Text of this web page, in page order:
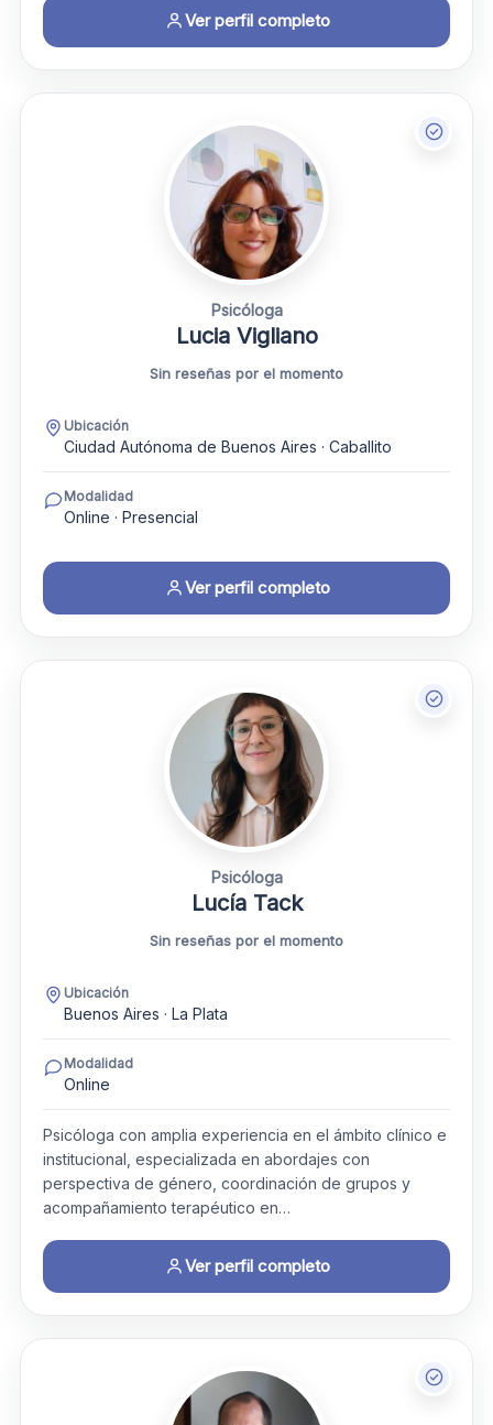
Ver perfil completo
Psicóloga
Lucia Vigliano
Sin reseñas por el momento
Ubicación
Ciudad Autónoma de Buenos Aires · Caballito
Modalidad
Online · Presencial
Ver perfil completo
Psicóloga
Lucía Tack
Sin reseñas por el momento
Ubicación
Buenos Aires · La Plata
Modalidad
Online
Psicóloga con amplia experiencia en el ámbito clínico e
institucional, especializada en abordajes con
perspectiva de género, coordinación de grupos y
acompañamiento terapéutico en…
Ver perfil completo